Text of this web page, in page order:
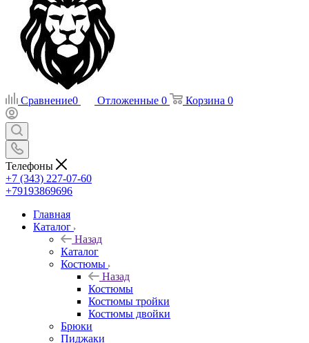
Сравнение0 Отложенные 0 Корзина 0
Телефоны
+7 (343) 227-07-60
+79193869696
Главная
Каталог
Назад
Каталог
Костюмы
Назад
Костюмы
Костюмы тройки
Костюмы двойки
Брюки
Пиджаки